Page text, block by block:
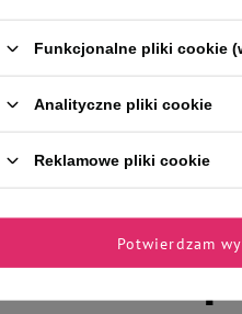
Funkcjonalne pliki cookie
Analityczne pliki cookie
Reklamowe pliki cookie
Potwierdzam